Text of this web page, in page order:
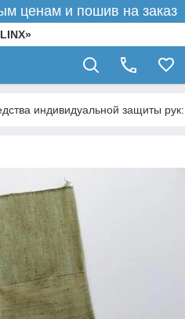
ценам и пошив на заказ
индивидуальной защиты